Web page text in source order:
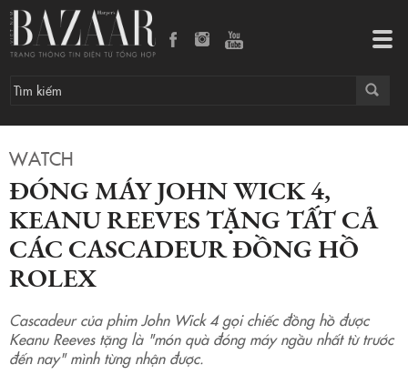
WATCH
ĐÓNG MÁY JOHN WICK 4,
KEANU REEVES TẶNG TẤT CẢ
CÁC CASCADEUR ĐỒNG HỒ
ROLEX
Cascadeur của phim John Wick 4 gọi chiếc đồng hồ được
Keanu Reeves tặng là "món quà đóng máy ngầu nhất từ trước
đến nay" mình từng nhận được.